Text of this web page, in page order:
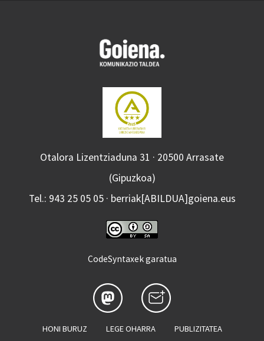
Otalora Lizentziaduna 31 · 20500 Arrasate
(Gipuzkoa)
Tel.: 943 25 05 05 · berriak[ABILDUA]goiena.eus
CodeSyntaxek garatua
HONI BURUZ LEGE OHARRA PUBLIZITATEA